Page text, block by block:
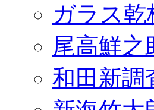
ガラス乾
尾高鮮之
和田新調